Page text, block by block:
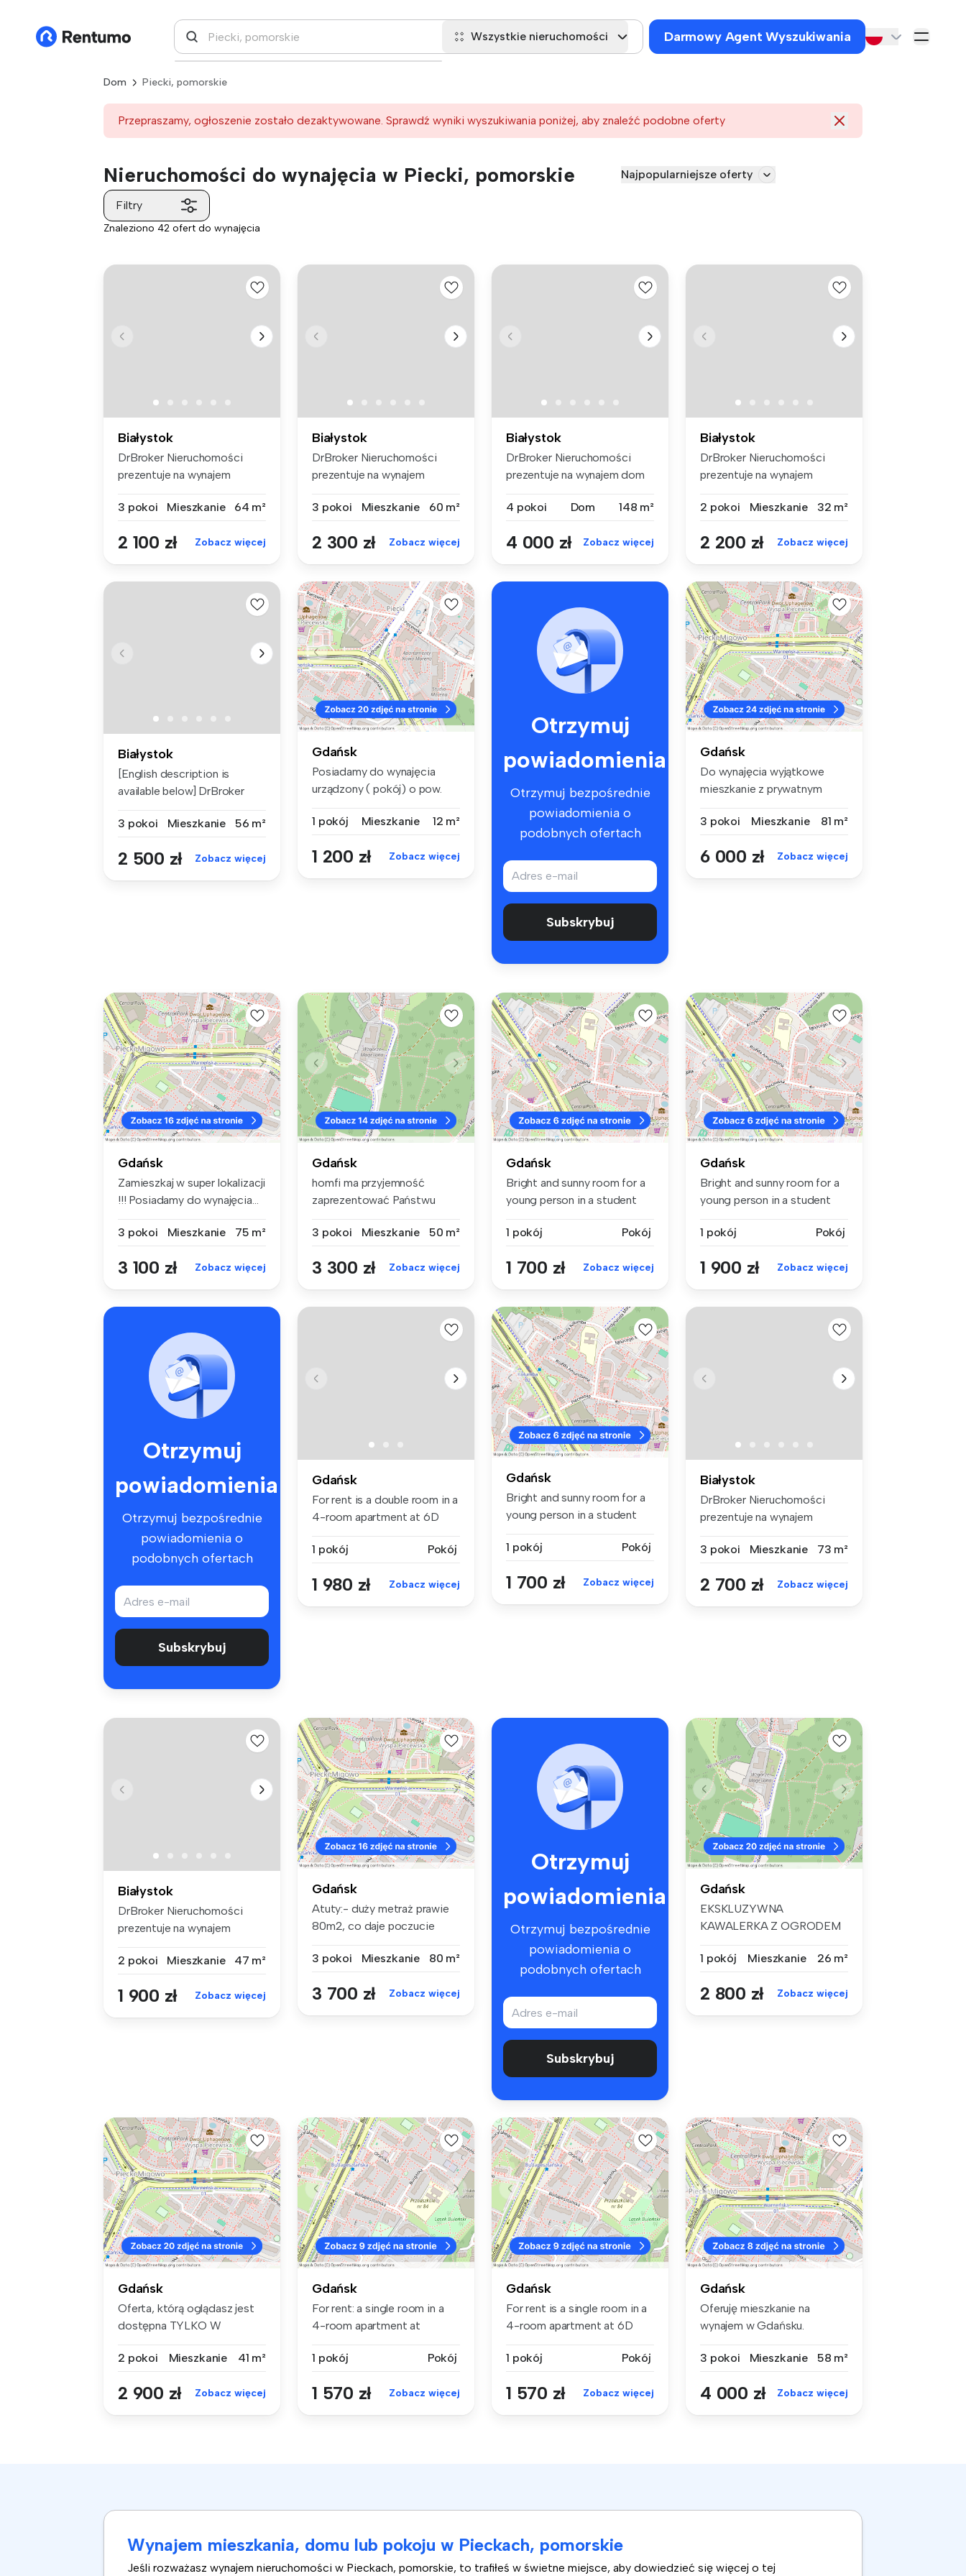
Wszystkie nieruchomości Darmowy Agent Wyszukiwania
Dom Piecki, pomorskie
Przepraszamy, ogłoszenie zostało dezaktywowane. Sprawdź wyniki wyszukiwania poniżej, aby znaleźć podobne oferty
Nieruchomości do wynajęcia w Piecki, pomorskie Najpopularniejsze oferty
Filtry
Znaleziono 42 ofert do wynajęcia
Białystok
DrBroker Nieruchomości
prezentuje na wynajem
3 pokoi
Mieszkanie 64 m²
2 100 zł Zobacz więcej
Białystok
DrBroker Nieruchomości
prezentuje na wynajem
3 pokoi
Mieszkanie 60 m²
2 300 zł Zobacz więcej
Białystok
DrBroker Nieruchomości
prezentuje na wynajem dom
4 pokoi
Dom 148 m²
4 000 zł Zobacz więcej
Białystok
DrBroker Nieruchomości
prezentuje na wynajem
2 pokoi
Mieszkanie 32 m²
2 200 zł Zobacz więcej
Białystok
[English description is
available below] DrBroker
3 pokoi
Mieszkanie 56 m²
2 500 zł Zobacz więcej
Gdańsk
Posiadamy do wynajęcia
urządzony ( pokój) o pow.
1 pokój
Mieszkanie 12 m²
1 200 zł Zobacz więcej
Otrzymuj
powiadomienia
Otrzymuj bezpośrednie
powiadomienia o
podobnych ofertach
Subskrybuj
Gdańsk
Do wynajęcia wyjątkowe
mieszkanie z prywatnym
3 pokoi
Mieszkanie 81 m²
6 000 zł Zobacz więcej
Gdańsk
Zamieszkaj w super lokalizacji
!!! Posiadamy do wynajęcia...
3 pokoi Mieszkanie 75 m²
3 100 zł Zobacz więcej
Gdańsk
homfi ma przyjemność
zaprezentować Państwu
3 pokoi
Mieszkanie 50 m²
3 300 zł Zobacz więcej
Gdańsk
Bright and sunny room for a
young person in a student
1 pokój
Pokój
1 700 zł Zobacz więcej
Gdańsk
Bright and sunny room for a
young person in a student
1 pokój
Pokój
1 900 zł Zobacz więcej
Otrzymuj
powiadomienia
Otrzymuj bezpośrednie
powiadomienia o
podobnych ofertach
Subskrybuj
Gdańsk
For rent is a double room in a
4-room apartment at 6D
1 pokój
Pokój
1 980 zł Zobacz więcej
Gdańsk
Bright and sunny room for a
young person in a student
1 pokój
Pokój
1 700 zł Zobacz więcej
Białystok
DrBroker Nieruchomości
prezentuje na wynajem
3 pokoi
Mieszkanie 73 m²
2 700 zł Zobacz więcej
Białystok
DrBroker Nieruchomości
prezentuje na wynajem
2 pokoi
Mieszkanie 47 m²
1 900 zł Zobacz więcej
Gdańsk
Atuty:- duży metraż prawie
80m2, co daje poczucie
3 pokoi
Mieszkanie 80 m²
3 700 zł Zobacz więcej
Otrzymuj
powiadomienia
Otrzymuj bezpośrednie
powiadomienia o
podobnych ofertach
Subskrybuj
Gdańsk
EKSKLUZYWNA
KAWALERKA Z OGRODEM
SERCU...
1 pokój Mieszkanie 26 m²
2 800 zł Zobacz więcej
Gdańsk
Oferta, którą oglądasz jest
dostępna TYLKO W
2 pokoi
Mieszkanie 41 m²
2 900 zł Zobacz więcej
Gdańsk
For rent: a single room in a
4-room apartment at
1 pokój
Pokój
1 570 zł Zobacz więcej
Gdańsk
For rent is a single room in a
4-room apartment at 6D
1 pokój
Pokój
1 570 zł Zobacz więcej
Gdańsk
Oferuję mieszkanie na
wynajem w Gdańsku.
3 pokoi
Mieszkanie 58 m²
4 000 zł Zobacz więcej
Wynajem mieszkania, domu lub pokoju w Pieckach, pomorskie
Jeśli rozważasz wynajem nieruchomości w Pieckach, pomorskie, to trafiłeś w świetne miejsce, aby dowiedzieć się więcej o tej